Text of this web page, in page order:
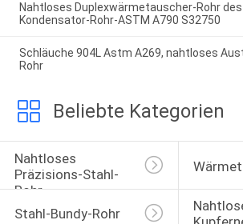
Nahtloses Duplexwärmetauscher-Rohr
Kondensator-Rohr-ASTM A790 S32750
Schläuche 904L Astm A269, nahtloses
Rohr
Beliebte Kategorien
Nahtloses
Präzisions-Stahl-
Rohr
Stahl-Bundy-Rohr